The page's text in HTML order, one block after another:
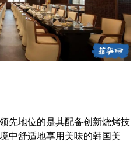
先地位的是其配备创新烧烤技
中舒适地享用美味的韩国美